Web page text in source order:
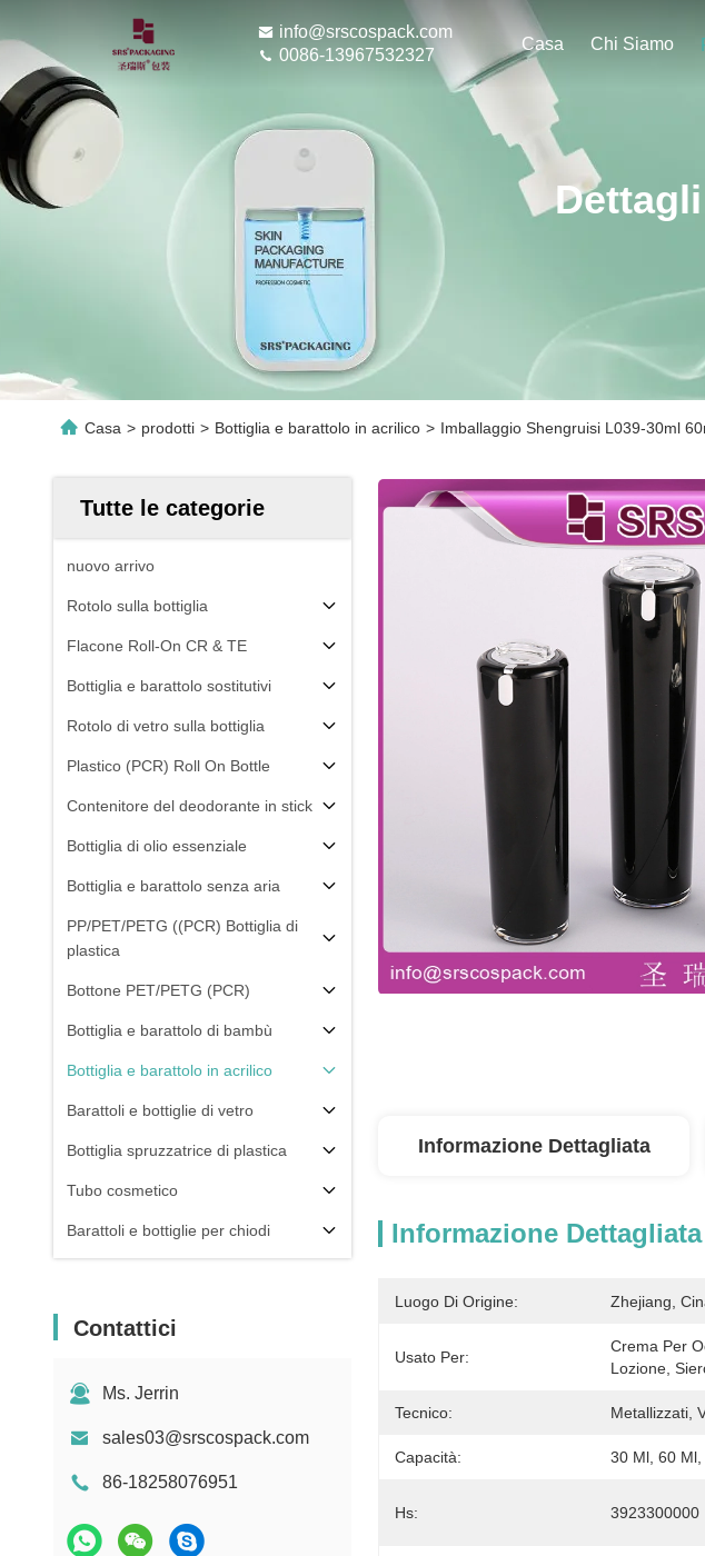
info@srscospack.com
0086-13967532327
Casa Chi Siamo
Casa > prodotti > Bottiglia e barattolo in acrilico > Imballaggio Shengruisi L039-30ml
Tutte le categorie
nuovo arrivo
Rotolo sulla bottiglia
Flacone Roll-On CR & TE
Bottiglia e barattolo sostitutivi
Rotolo di vetro sulla bottiglia
Plastico (PCR) Roll On Bottle
Contenitore del deodorante in stick
Bottiglia di olio essenziale
Bottiglia e barattolo senza aria
PP/PET/PETG ((PCR) Bottiglia di
plastica
Bottone PET/PETG (PCR)
Bottiglia e barattolo di bambù
Bottiglia e barattolo in acrilico
Barattoli e bottiglie di vetro
Bottiglia spruzzatrice di plastica
Tubo cosmetico
Barattoli e bottiglie per chiodi
Contattici
Ms. Jerrin
sales03@srscospack.com
86-18258076951
Informazione Dettagliata
Informazione Dettagliata
Luogo Di Origine: Zhejiang,
Usato Per:
Crema Per
Lozione,
Tecnico: Metallizzati,
Capacità: 30 Ml, 60
Hs: 3923300000